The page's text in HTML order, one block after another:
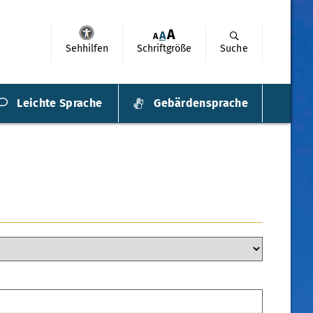
Sehhilfen
AAA
Schriftgröße Suche
Leichte Sprache Gebärdensprache